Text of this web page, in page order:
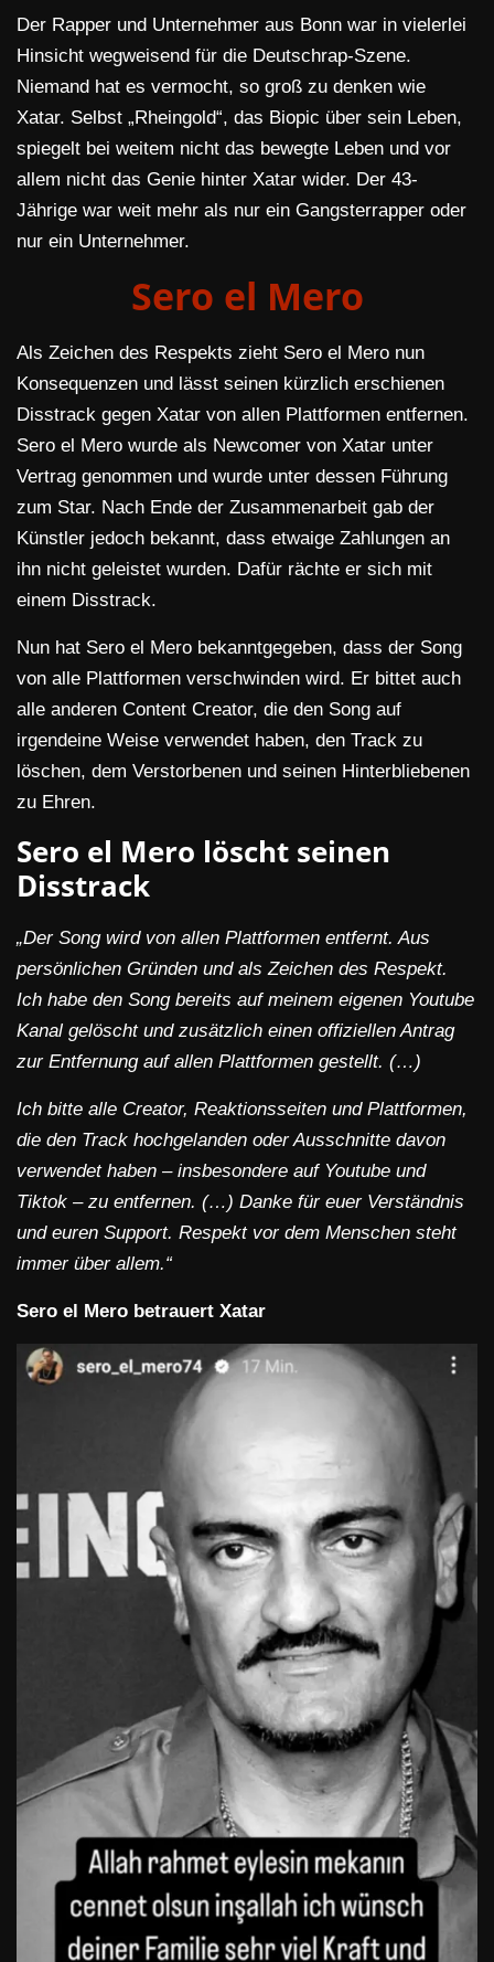
Der Rapper und Unternehmer aus Bonn war in vielerlei
Hinsicht wegweisend für die Deutschrap-Szene.
Niemand hat es vermocht, so groß zu denken wie
Xatar. Selbst „Rheingold“, das Biopic über sein Leben,
spiegelt bei weitem nicht das bewegte Leben und vor
allem nicht das Genie hinter Xatar wider. Der 43-
Jährige war weit mehr als nur ein Gangsterrapper oder
nur ein Unternehmer.
Sero el Mero
Als Zeichen des Respekts zieht Sero el Mero nun
Konsequenzen und lässt seinen kürzlich erschienen
Disstrack gegen Xatar von allen Plattformen entfernen.
Sero el Mero wurde als Newcomer von Xatar unter
Vertrag genommen und wurde unter dessen Führung
zum Star. Nach Ende der Zusammenarbeit gab der
Künstler jedoch bekannt, dass etwaige Zahlungen an
ihn nicht geleistet wurden. Dafür rächte er sich mit
einem Disstrack.
Nun hat Sero el Mero bekanntgegeben, dass der Song
von alle Plattformen verschwinden wird. Er bittet auch
alle anderen Content Creator, die den Song auf
irgendeine Weise verwendet haben, den Track zu
löschen, dem Verstorbenen und seinen Hinterbliebenen
zu Ehren.
Sero el Mero löscht seinen
Disstrack
„Der Song wird von allen Plattformen entfernt. Aus
persönlichen Gründen und als Zeichen des Respekt.
Ich habe den Song bereits auf meinem eigenen Youtube
Kanal gelöscht und zusätzlich einen offiziellen Antrag
zur Entfernung auf allen Plattformen gestellt. (…)
Ich bitte alle Creator, Reaktionsseiten und Plattformen,
die den Track hochgelanden oder Ausschnitte davon
verwendet haben – insbesondere auf Youtube und
Tiktok – zu entfernen. (…) Danke für euer Verständnis
und euren Support. Respekt vor dem Menschen steht
immer über allem.“
Sero el Mero betrauert Xatar